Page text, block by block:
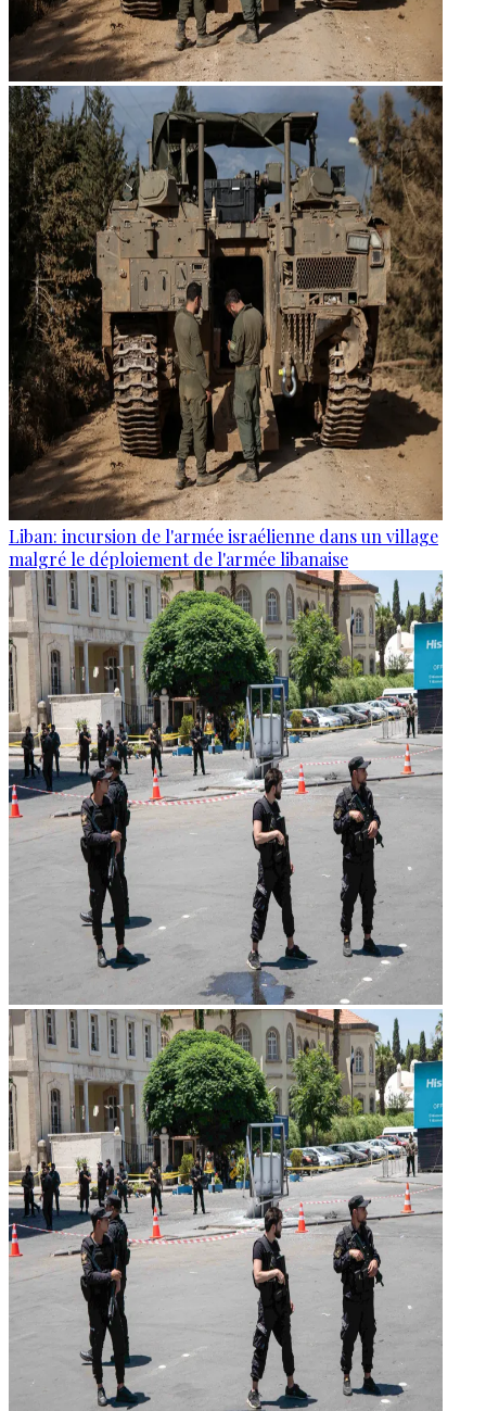
Liban: incursion de l'armée israélienne dans un village
malgré le déploiement de l'armée libanaise